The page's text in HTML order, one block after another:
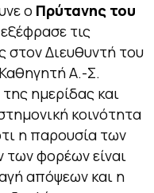
ο Πρύτανης του
εξέφρασε τις
στον Διευθυντή του
Α.-Σ.
ημερίδας και
κοινότητα
η παρουσία των
φορέων είναι
απόψεων και η